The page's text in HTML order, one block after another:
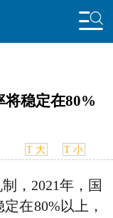
舆情
将稳定在80%
T 大 T 小
，2021年，国
在80%以上，